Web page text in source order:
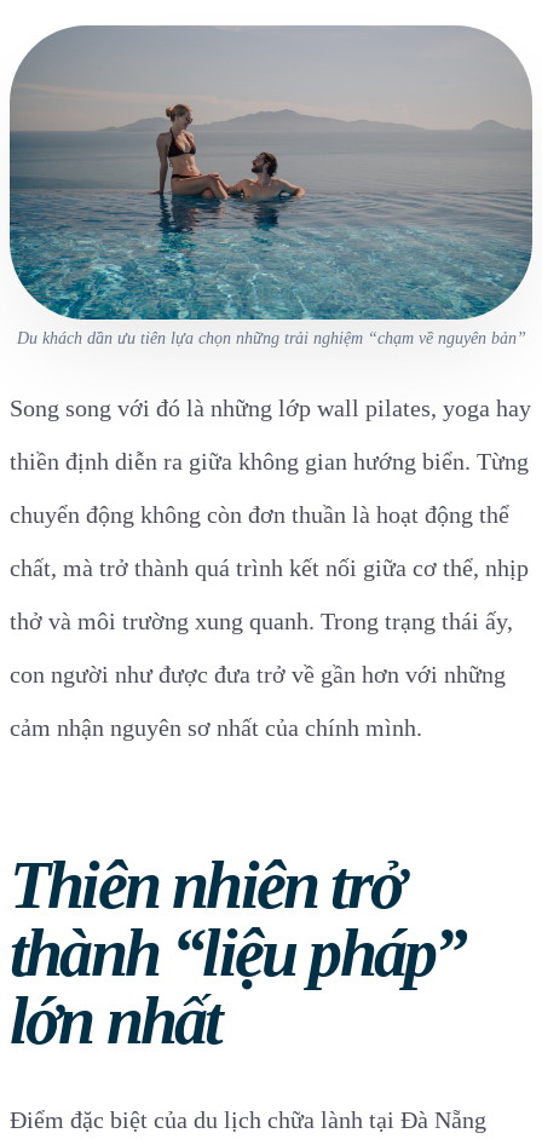
Du khách dần ưu tiên lựa chọn những trải nghiệm “chạm về nguyên bản”
Song song với đó là những lớp wall pilates, yoga hay
thiền định diễn ra giữa không gian hướng biển. Từng
chuyển động không còn đơn thuần là hoạt động thể
chất, mà trở thành quá trình kết nối giữa cơ thể, nhịp
thở và môi trường xung quanh. Trong trạng thái ấy,
con người như được đưa trở về gần hơn với những
cảm nhận nguyên sơ nhất của chính mình.
Thiên nhiên trở
thành “liệu pháp”
lớn nhất
Điểm đặc biệt của du lịch chữa lành tại Đà Nẵng